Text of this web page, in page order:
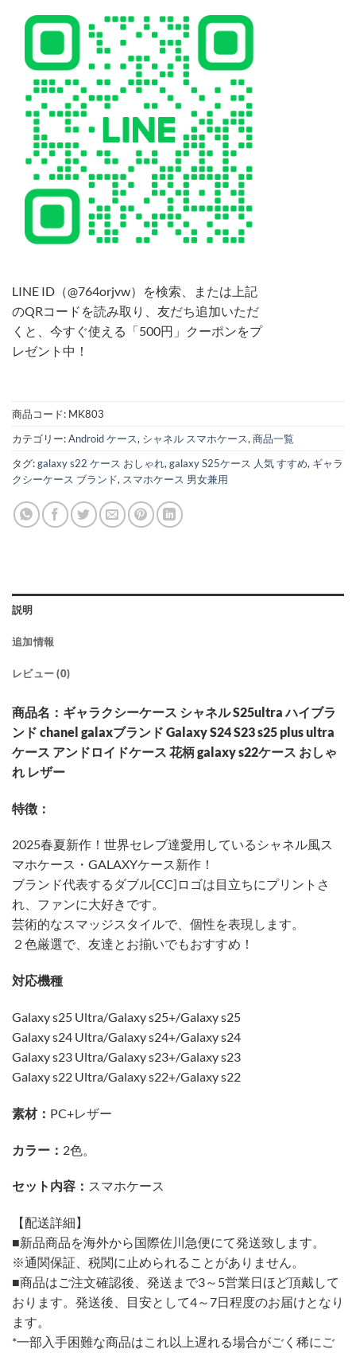
LINE ID（@764orjvw）を検索、または上記
のQRコードを読み取り、友だち追加いただ
くと、今すぐ使える「500円」クーポンをプ
レゼント中！
商品コード: MK803
カテゴリー:Android ケース, シャネル スマホケース, 商品一覧
タグ:galaxy s22 ケース おしゃれ, galaxy S25ケース 人気 すすめ, ギャラ
クシーケース ブランド, スマホケース 男女兼用
説明
追加情報
レビュー (0)
商品名：ギャラクシーケース シャネル S25ultra ハイブラ
ンド chanel galaxブランド Galaxy S24 S23 s25 plus ultra
ケース アンドロイドケース 花柄 galaxy s22ケース おしゃ
れ レザー
特徴：
2025春夏新作！世界セレブ達愛用しているシャネル風ス
マホケース・GALAXYケース新作！
ブランド代表するダブル[CC]ロゴは目立ちにプリントさ
れ、ファンに大好きです。
芸術的なスマッジスタイルで、個性を表現します。
２色厳選で、友達とお揃いでもおすすめ！
対応機種
Galaxy s25 Ultra/Galaxy s25+/Galaxy s25
Galaxy s24 Ultra/Galaxy s24+/Galaxy s24
Galaxy s23 Ultra/Galaxy s23+/Galaxy s23
Galaxy s22 Ultra/Galaxy s22+/Galaxy s22
素材： PC+レザー
カラー： 2色。
セット内容： スマホケース
【配送詳細】
■新品商品を海外から国際佐川急便にて発送致します。
※通関保証、税関に止められることがありません。
■商品はご注文確認後、発送まで3～5営業日ほど頂戴して
おります。発送後、目安として4～7日程度のお届けとなり
ます。
*一部入手困難な商品はこれ以上遅れる場合がごく稀にご